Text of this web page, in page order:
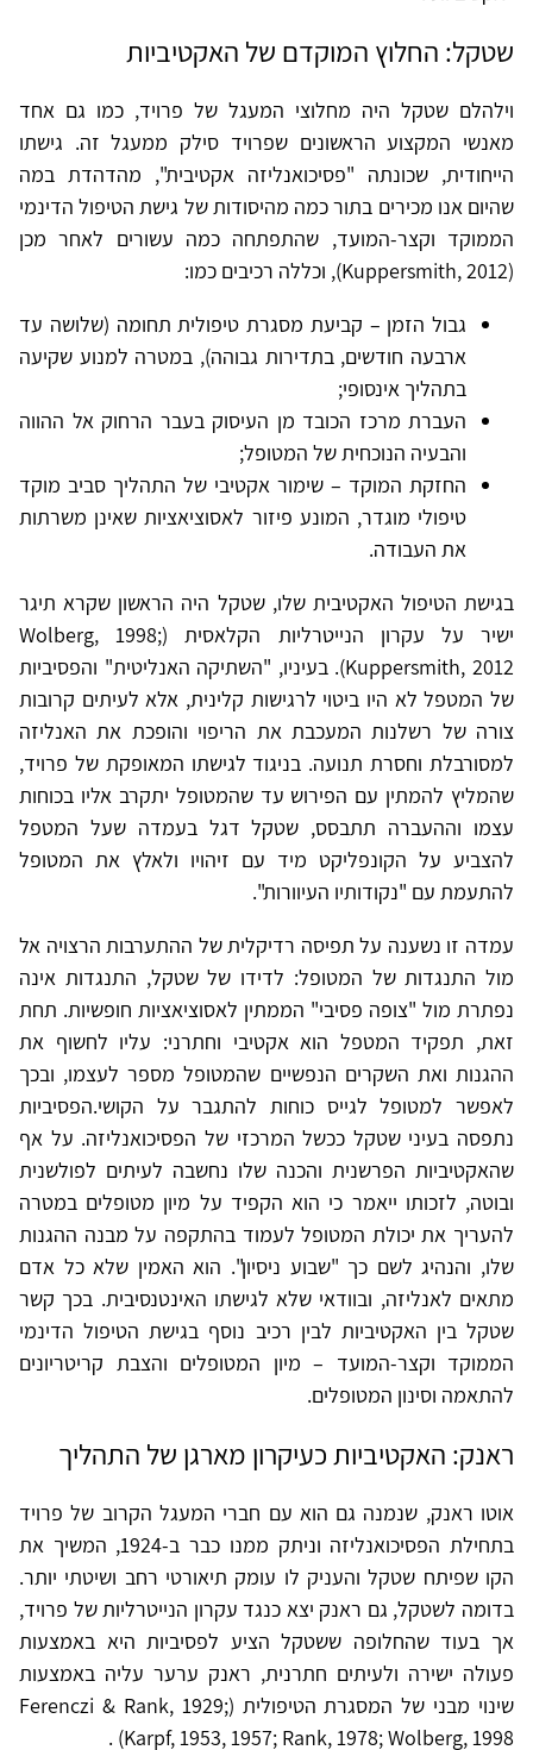
שטקל: החלוץ המוקדם של האקטיביות
וילהלם שטקל היה מחלוצי המעגל של פרויד, כמו גם אחד
מאנשי המקצוע הראשונים שפרויד סילק ממעגל זה. גישתו
הייחודית, שכונתה "פסיכואנליזה אקטיבית", מהדהדת במה
שהיום אנו מכירים בתור כמה מהיסודות של גישת הטיפול הדינמי
הממוקד וקצר-המועד, שהתפתחה כמה עשורים לאחר מכן
(Kuppersmith, 2012), וכללה רכיבים כמו:
גבול הזמן – קביעת מסגרת טיפולית תחומה (שלושה עד
ארבעה חודשים, בתדירות גבוהה), במטרה למנוע שקיעה
בתהליך אינסופי;
העברת מרכז הכובד מן העיסוק בעבר הרחוק אל ההווה
והבעיה הנוכחית של המטופל;
החזקת המוקד – שימור אקטיבי של התהליך סביב מוקד
טיפולי מוגדר, המונע פיזור לאסוציאציות שאינן משרתות
את העבודה.
בגישת הטיפול האקטיבית שלו, שטקל היה הראשון שקרא תיגר
ישיר על עקרון הנייטרליות הקלאסית (Wolberg, 1998;
Kuppersmith, 2012). בעיניו, "השתיקה האנליטית" והפסיביות
של המטפל לא היו ביטוי לרגישות קלינית, אלא לעיתים קרובות
צורה של רשלנות המעכבת את הריפוי והופכת את האנליזה
למסורבלת וחסרת תנועה. בניגוד לגישתו המאופקת של פרויד,
שהמליץ להמתין עם הפירוש עד שהמטופל יתקרב אליו בכוחות
עצמו וההעברה תתבסס, שטקל דגל בעמדה שעל המטפל
להצביע על הקונפליקט מיד עם זיהויו ולאלץ את המטופל
להתעמת עם "נקודותיו העיוורות".
עמדה זו נשענה על תפיסה רדיקלית של ההתערבות הרצויה אל
מול התנגדות של המטופל: לדידו של שטקל, התנגדות אינה
נפתרת מול "צופה פסיבי" הממתין לאסוציאציות חופשיות. תחת
זאת, תפקיד המטפל הוא אקטיבי וחתרני: עליו לחשוף את
ההגנות ואת השקרים הנפשיים שהמטופל מספר לעצמו, ובכך
לאפשר למטופל לגייס כוחות להתגבר על הקושי.הפסיביות
נתפסה בעיני שטקל ככשל המרכזי של הפסיכואנליזה. על אף
שהאקטיביות הפרשנית והכנה שלו נחשבה לעיתים לפולשנית
ובוטה, לזכותו ייאמר כי הוא הקפיד על מיון מטופלים במטרה
להעריך את יכולת המטופל לעמוד בהתקפה על מבנה ההגנות
שלו, והנהיג לשם כך "שבוע ניסיון". הוא האמין שלא כל אדם
מתאים לאנליזה, ובוודאי שלא לגישתו האינטנסיבית. בכך קשר
שטקל בין האקטיביות לבין רכיב נוסף בגישת הטיפול הדינמי
הממוקד וקצר-המועד – מיון המטופלים והצבת קריטריונים
להתאמה וסינון המטופלים.
ראנק: האקטיביות כעיקרון מארגן של התהליך
אוטו ראנק, שנמנה גם הוא עם חברי המעגל הקרוב של פרויד
בתחילת הפסיכואנליזה וניתק ממנו כבר ב-1924, המשיך את
הקו שפיתח שטקל והעניק לו עומק תיאורטי רחב ושיטתי יותר.
בדומה לשטקל, גם ראנק יצא כנגד עקרון הנייטרליות של פרויד,
אך בעוד שהחלופה ששטקל הציע לפסיביות היא באמצעות
פעולה ישירה ולעיתים חתרנית, ראנק ערער עליה באמצעות
שינוי מבני של המסגרת הטיפולית (Ferenczi & Rank, 1929;
Karpf, 1953, 1957; Rank, 1978; Wolberg, 1998) .